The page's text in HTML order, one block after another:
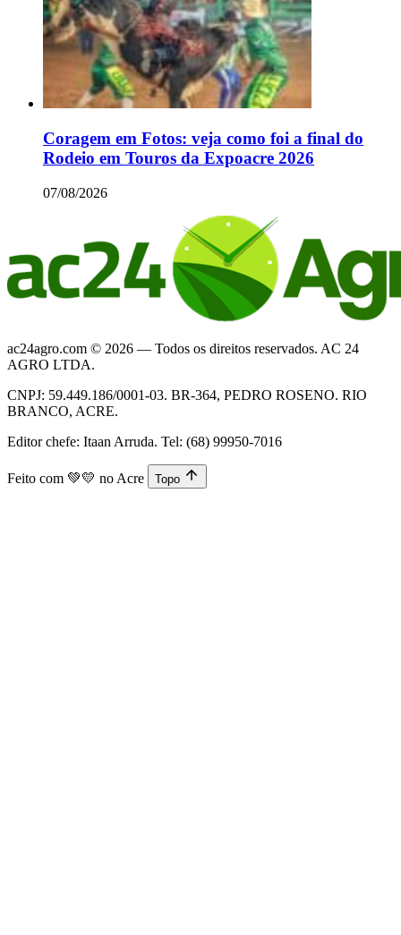
Coragem em Fotos: veja como foi a final do
Rodeio em Touros da Expoacre 2026
07/08/2026
ac24agro.com © 2026 — Todos os direitos reservados. AC 24
AGRO LTDA.
CNPJ: 59.449.186/0001-03. BR-364, PEDRO ROSENO. RIO
BRANCO, ACRE.
Editor chefe: Itaan Arruda. Tel: (68) 99950-7016
Feito com 💚💛 no Acre Topo